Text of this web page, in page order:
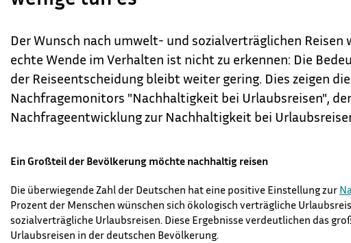
Der Wunsch nach umwelt- und sozialverträglichen Reisen
echte Wende im Verhalten ist nicht zu erkennen: Die
der Reiseentscheidung bleibt weiter gering. Dies zeigen
Nachfragemonitors "Nachhaltigkeit bei Urlaubsreisen",
Nachfrageentwicklung zur Nachhaltigkeit bei
Ein Großteil der Bevölkerung möchte nachhaltig reisen
Die überwiegende Zahl der Deutschen hat eine positive Einstellung zur ⁠
Prozent der Menschen wünschen sich ökologisch verträgliche
sozialverträgliche Urlaubsreisen. Diese Ergebnisse verdeutlichen das
Urlaubsreisen in der deutschen Bevölkerung.